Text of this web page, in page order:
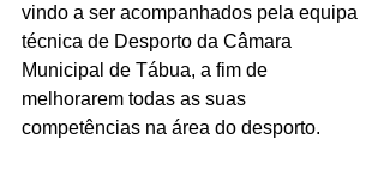
vindo a ser acompanhados pela equipa
técnica de Desporto da Câmara
Municipal de Tábua, a fim de
melhorarem todas as suas
competências na área do desporto.